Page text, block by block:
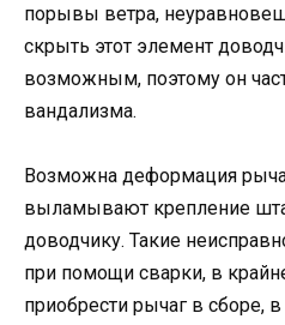
порывы ветра,
скрыть этот элемент
возможным, поэтому он
вандализма.
Возможна деформация
выламывают крепление
доводчику. Такие
при помощи сварки, в
приобрести рычаг в сборе,